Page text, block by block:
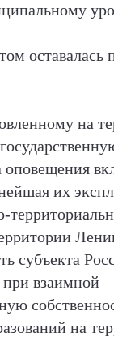
на
оповещения
их
субъекта
взаимной
на